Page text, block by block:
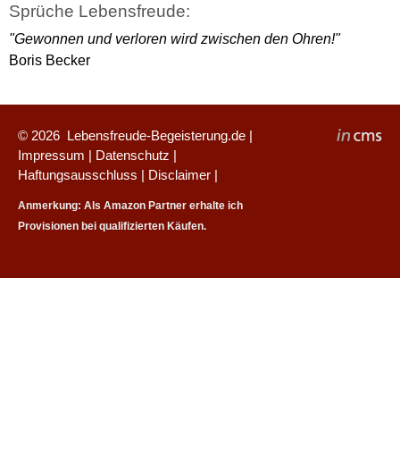
Sprüche Lebensfreude:
"Gewonnen und verloren wird zwischen den Ohren!"
Boris Becker
© 2026 Lebensfreude-Begeisterung.de |
Impressum | Datenschutz |
Haftungsausschluss | Disclaimer |
Anmerkung: Als Amazon Partner erhalte ich
Provisionen bei qualifizierten Käufen.